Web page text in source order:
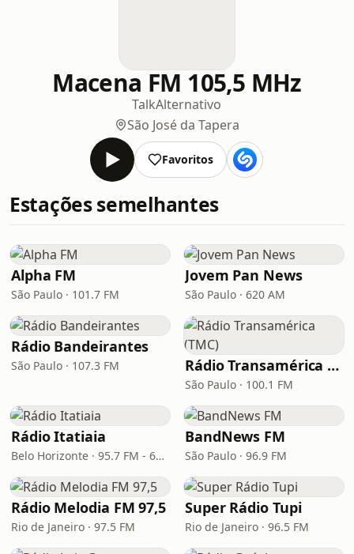
Macena FM 105,5 MHz
TalkAlternativo
São José da Tapera
Favoritos
Estações semelhantes
Alpha FM
São Paulo · 101.7 FM
Jovem Pan News
São Paulo · 620 AM
Rádio Bandeirantes
São Paulo · 107.3 FM Rádio Transamérica (TMC)
São Paulo · 100.1 FM
Rádio Itatiaia
Belo Horizonte · 95.7 FM - 610 AM
BandNews FM
São Paulo · 96.9 FM
Rádio Melodia FM 97,5
Rio de Janeiro · 97.5 FM
Super Rádio Tupi
Rio de Janeiro · 96.5 FM